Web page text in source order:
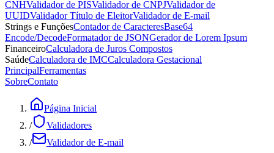
CNHValidador de PISValidador de CNPJValidador de
UUIDValidador Título de EleitorValidador de E-mail
Strings e FunçõesContador de CaracteresBase64
Encode/DecodeFormatador de JSONGerador de Lorem Ipsum
FinanceiroCalculadora de Juros Compostos
SaúdeCalculadora de IMCCalculadora Gestacional
PrincipalFerramentas
SobreContato
Página Inicial
/
Validadores
/
Validador de E-mail